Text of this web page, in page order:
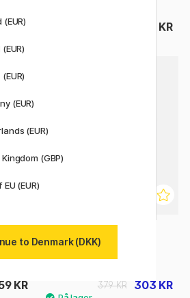
KR 59 KR
KR
Silk Clay Crafting Box
303 KR
379 KR
(EUR)
(EUR)
(GBP)
(EUR)
to Denmark (DKK)